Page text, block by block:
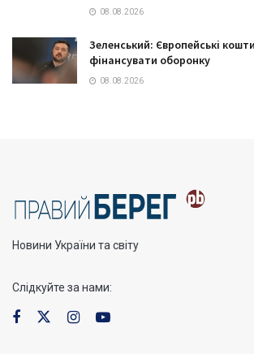
08.08.2026
Зеленський: Європейські
фінансувати оборонку
08.08.2026
Новини України та світу
Слідкуйте за нами: